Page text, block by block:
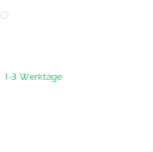
1-3 Werktage